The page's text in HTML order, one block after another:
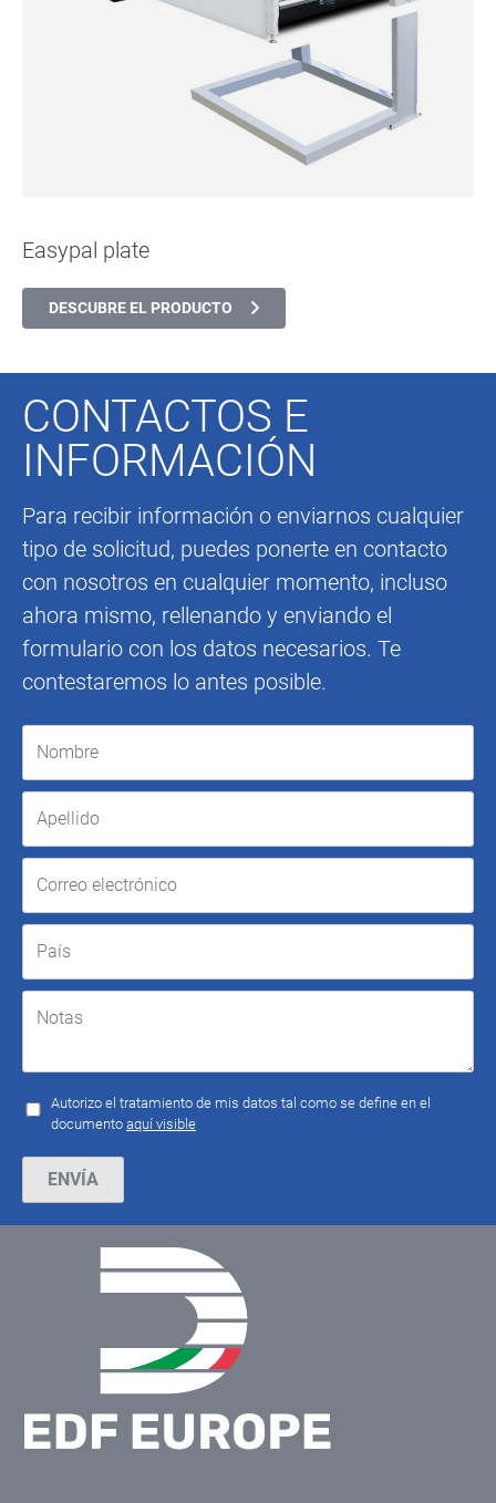
Easypal plate
DESCUBRE EL PRODUCTO
CONTACTOS E
INFORMACIÓN
Para recibir información o enviarnos cualquier
tipo de solicitud, puedes ponerte en contacto
con nosotros en cualquier momento, incluso
ahora mismo, rellenando y enviando el
formulario con los datos necesarios. Te
contestaremos lo antes posible.
Autorizo el tratamiento de mis datos tal como se define en el
documento aquí visible
Por favor, deja este campo vacío.